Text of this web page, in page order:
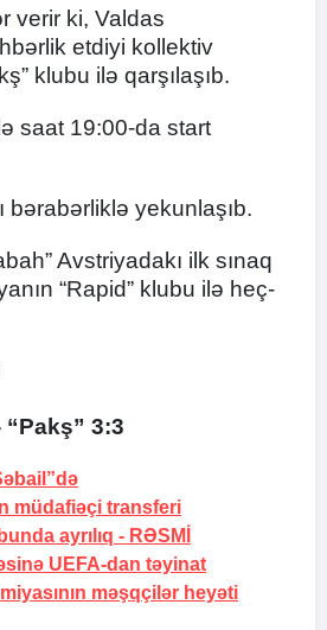
verir ki, Valdas
etdiyi kollektiv
klubu ilə qarşılaşıb.
saat 19:00-da start
bərabərliklə yekunlaşıb.
Avstriyadakı ilk sınaq
“Rapid” klubu ilə heç-
“Pakş” 3:3
müdafiəçi transferi
ayrılıq - RƏSMİ
UEFA-dan təyinat
məşqçilər heyəti